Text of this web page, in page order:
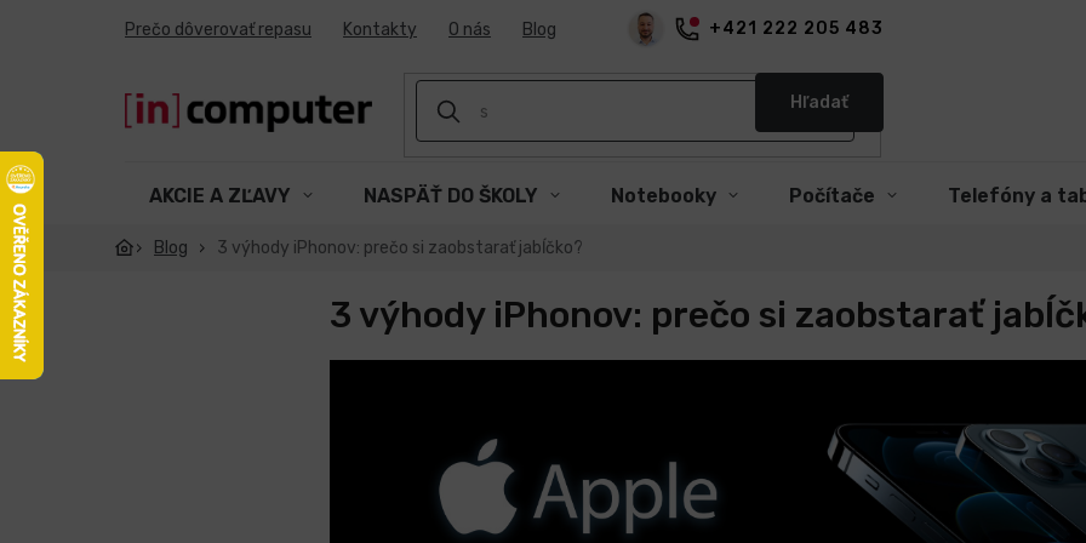
+421 222 205 483
Prečo dôverovať repasu Kontakty O nás Blog
Hľadať
AKCIE A ZĽAVY NASPÄŤ DO ŠKOLY Notebooky Počítače Telefóny a
Blog 3 výhody iPhonov: prečo si zaobstarať jabĺčko?
3 výhody iPhonov: prečo si zaobstarať